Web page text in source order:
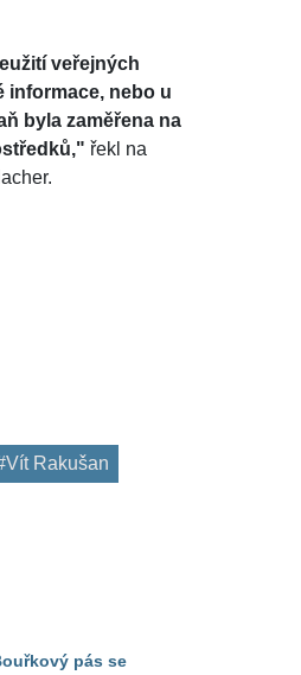
veřejných
informace, nebo u
byla zaměřena na
řekl na
Rakušan
pás se